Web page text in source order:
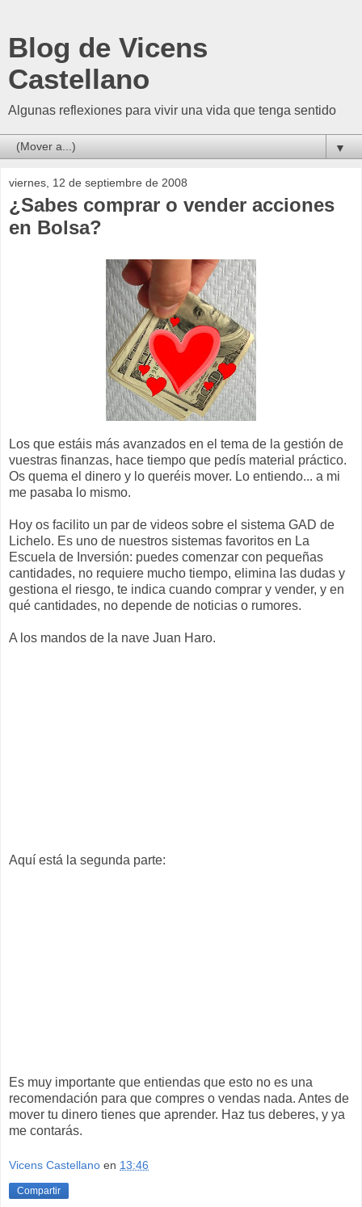
Blog de Vicens
Castellano
Algunas reflexiones para vivir una vida que tenga sentido
▼
viernes, 12 de septiembre de 2008
¿Sabes comprar o vender acciones
en Bolsa?
Los que estáis más avanzados en el tema de la gestión de
vuestras finanzas, hace tiempo que pedís material práctico.
Os quema el dinero y lo queréis mover. Lo entiendo... a mi
me pasaba lo mismo.
Hoy os facilito un par de videos sobre el sistema GAD de
Lichelo. Es uno de nuestros sistemas favoritos en La
Escuela de Inversión: puedes comenzar con pequeñas
cantidades, no requiere mucho tiempo, elimina las dudas y
gestiona el riesgo, te indica cuando comprar y vender, y en
qué cantidades, no depende de noticias o rumores.
A los mandos de la nave Juan Haro.
Aquí está la segunda parte:
Es muy importante que entiendas que esto no es una
recomendación para que compres o vendas nada. Antes de
mover tu dinero tienes que aprender. Haz tus deberes, y ya
me contarás.
Vicens Castellano en 13:46
Compartir